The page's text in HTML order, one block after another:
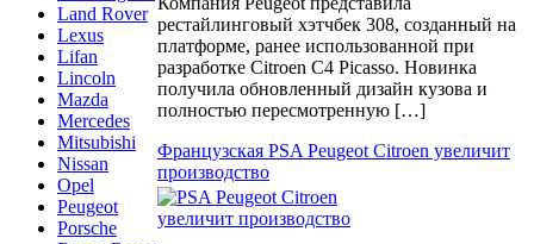
Land Rover
Lexus
Lifan
Lincoln
Mazda
Mercedes
Mitsubishi
Nissan
Opel
Peugeot
Porsche
рестайлинговый хэтчбек 308, созданный на
платформе, ранее использованной при
разработке Citroen C4 Picasso. Новинка
получила обновленный дизайн кузова и
полностью пересмотренную […]
Французская PSA Peugeot Citroen увеличит
производство